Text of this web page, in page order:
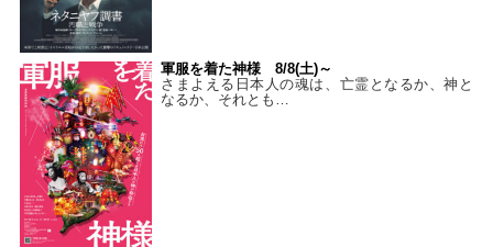
軍服を着た神様 8/8(土)～
さまよえる日本人の魂は、亡霊となるか、神と
なるか、それとも…